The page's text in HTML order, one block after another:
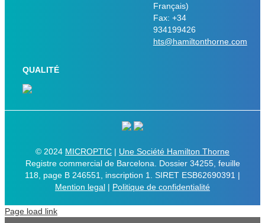
Français)
Fax: +34
934199426
hts@hamiltonthorne.com
QUALITÉ
© 2024 MICROPTIC | Une Société Hamilton Thorne
Registre commercial de Barcelona. Dossier 34255, feuille
118, page B 246551, inscription 1. SIRET ESB62690391 |
Mention legal | Politique de confidentialité
Page load link